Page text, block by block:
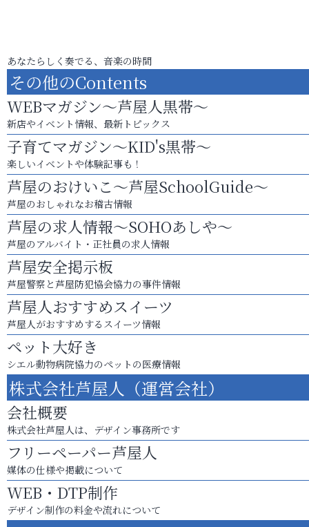
あなたらしく奏でる、音楽の時間
その他のContents
WEBマガジン～芦屋人黒帯～
新店やイベント情報、最新トピックス
子育てマガジン～KID's黒帯～
楽しいイベントや体験記事も！
芦屋のおけいこ～芦屋SchoolGuide～
芦屋のおしゃれなお稽古情報
芦屋の求人情報～SOHOあしや～
芦屋のアルバイト・正社員の求人情報
芦屋安全掲示板
芦屋警察と芦屋防犯協会協力の事件情報
芦屋人おすすめスイーツ
芦屋人がおすすめするスイーツ情報
ペット大好き
シエル動物病院協力のペットの医療情報
株式会社芦屋人（運営会社）
会社概要
株式会社芦屋人は、デザイン事務所です
フリーペーパー芦屋人
媒体の仕様や掲載について
WEB・DTP制作
デザイン制作の料金や流れについて